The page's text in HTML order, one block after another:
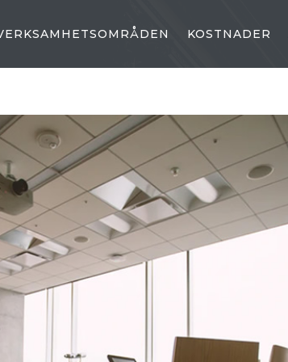
KOSTNADER